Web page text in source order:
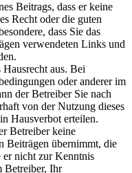
Beitrags, dass er keine
Recht oder die guten
dass Sie das
verwendeten Links und
aus. Bei
oder anderer im
der Betreiber Sie nach
von der Nutzung dieses
Hausverbot erteilen.
Betreiber keine
Beiträgen übernimmt, die
er nicht zur Kenntnis
Betreiber, Ihr